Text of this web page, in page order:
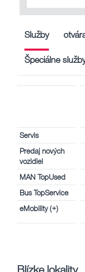
Služby
Špeciálne
Servis
Predaj nových
vozidiel
MAN TopUsed
Bus TopService
eMobility (+)
Blízke lokality